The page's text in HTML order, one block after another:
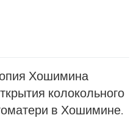
Хошимина
колокольного
в Хошимине.